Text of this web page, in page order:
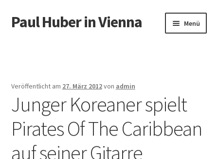
Zur
Navigation
Zum
Inhalt
Paul Huber in Vienna Menü
Veröffentlicht am 27. März 2012von admin
Junger Koreaner spielt
Pirates Of The Caribbean
auf seiner Gitarre